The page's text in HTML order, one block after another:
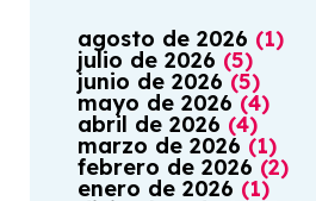
agosto de 2026 (1)
julio de 2026 (5)
junio de 2026 (5)
mayo de 2026(4)
abril de 2026 (4)
marzo de 2026 (1)
febrero de 2026(2)
enero de 2026 (1)